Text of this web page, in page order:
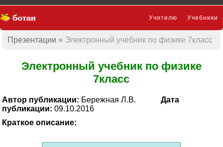
Учебники
Учителю
Презентации
Презентации Электронный учебник по физике 7класс
Электронный учебник по физике
7класс
Автор публикации: Бережная Л.В.
Дата
публикации: 09.10.2016
Краткое описание: